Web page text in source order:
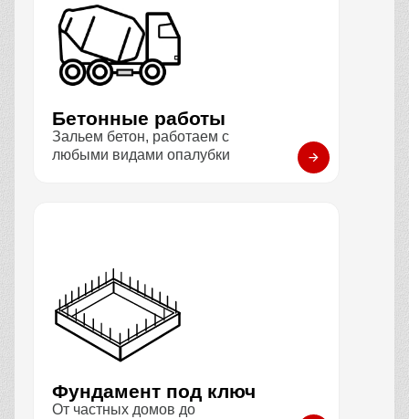
Бетонные работы
Зальем бетон, работаем с
любыми видами опалубки
Фундамент под ключ
От частных домов до